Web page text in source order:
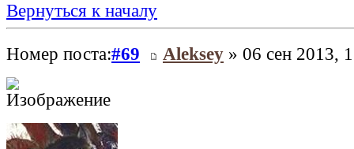
Вернуться к началу
Номер поста:#69 Aleksey » 06 сен 2013,